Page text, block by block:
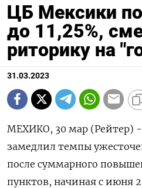
ЦБ Мексики
до 11,25%,
риторику на
31.03.2023
МЕХИКО, 30 мар (Рейтер)
замедлил темпы
после суммарного
пунктов, начиная с июня